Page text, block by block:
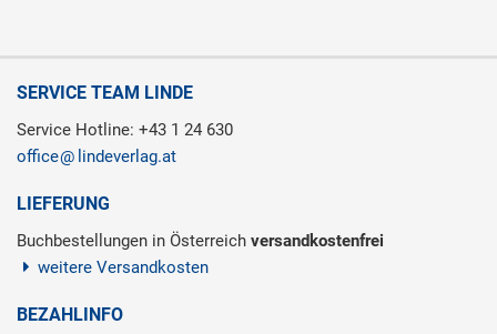
SERVICE TEAM LINDE
Service Hotline: +43 1 24 630
office
lindeverlag.at
LIEFERUNG
Buchbestellungen in Österreich versandkostenfrei
weitere Versandkosten
BEZAHLINFO